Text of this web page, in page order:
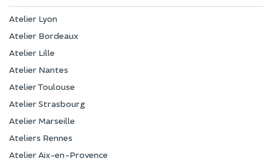
Atelier Lyon
Atelier Bordeaux
Atelier Lille
Atelier Nantes
Atelier Toulouse
Atelier Strasbourg
Atelier Marseille
Ateliers Rennes
Atelier Aix-en-Provence